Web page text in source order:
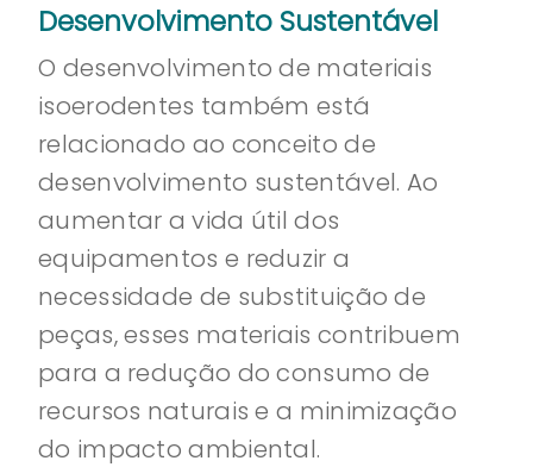
Desenvolvimento Sustentável
O desenvolvimento de materiais
isoerodentes também está
relacionado ao conceito de
desenvolvimento sustentável. Ao
aumentar a vida útil dos
equipamentos e reduzir a
necessidade de substituição de
peças, esses materiais contribuem
para a redução do consumo de
recursos naturais e a minimização
do impacto ambiental.